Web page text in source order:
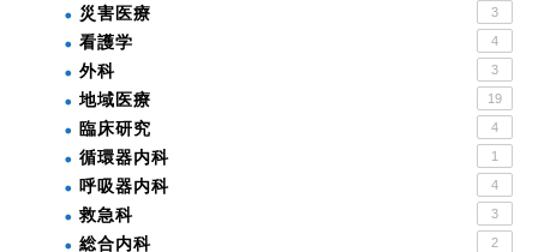
災害医療 3
看護学 4
外科 3
地域医療 19
臨床研究 4
循環器内科 1
呼吸器内科 4
救急科 3
総合内科 2